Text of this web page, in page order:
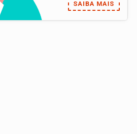
SAIBA MAIS